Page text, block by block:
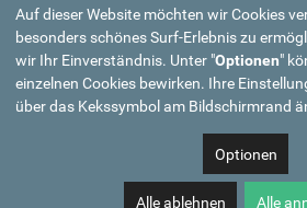
Auf dieser Website möchten wir Cookies
besonders schönes Surf-Erlebnis zu
wir Ihr Einverständnis. Unter "Optionen"
einzelnen Cookies bewirken. Ihre
über das Kekssymbol am Bildschirmrand
Optionen
Alle ablehnen Alle